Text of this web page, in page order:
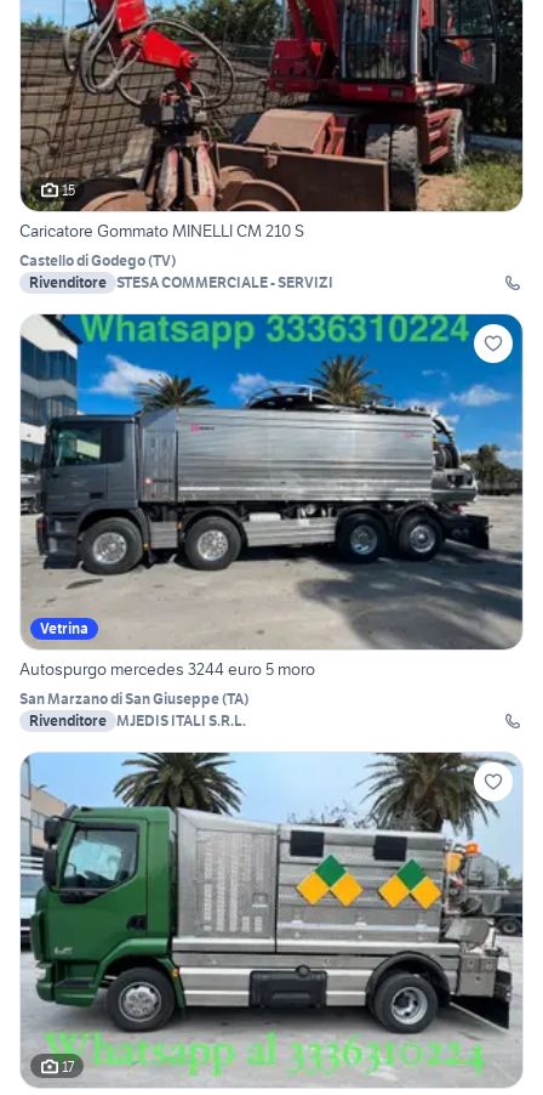
15
Caricatore Gommato MINELLI CM 210 S
Castello di Godego(TV)
Rivenditore STESA COMMERCIALE - SERVIZI
Vetrina
Autospurgo mercedes 3244 euro 5 moro
San Marzano di San Giuseppe(TA)
Rivenditore MJEDIS ITALI S.R.L.
17